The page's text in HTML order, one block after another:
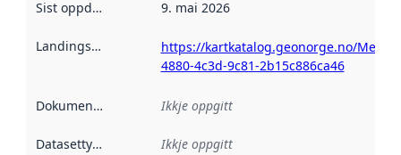
Sist oppdatert 9. mai 2026
Landingsside
https://kartkatalog.geonorge.no/
4880-4c3d-9c81-2b15c886ca46
Dokumentasjon Ikkje oppgitt
Datasettype Ikkje oppgitt